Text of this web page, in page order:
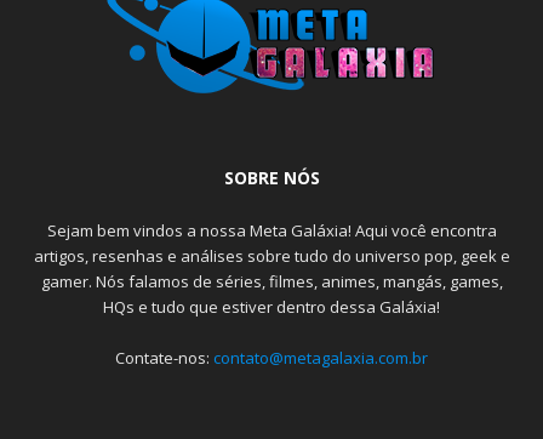
SOBRE NÓS
Sejam bem vindos a nossa Meta Galáxia! Aqui você encontra
artigos, resenhas e análises sobre tudo do universo pop, geek e
gamer. Nós falamos de séries, filmes, animes, mangás, games,
HQs e tudo que estiver dentro dessa Galáxia!
Contate-nos: contato@metagalaxia.com.br